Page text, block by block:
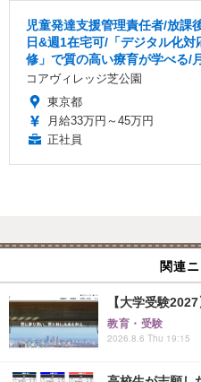
児童発達支援管理責任者/放課
日&週1在宅可/「デジタル化
修」で質の高い療育が学べる/
コアヴィレッジ芝公園
東京都
月給33万円～45万円
正社員
関連
【大学受験
教育・受験
2026.8.6 Thu 19:15